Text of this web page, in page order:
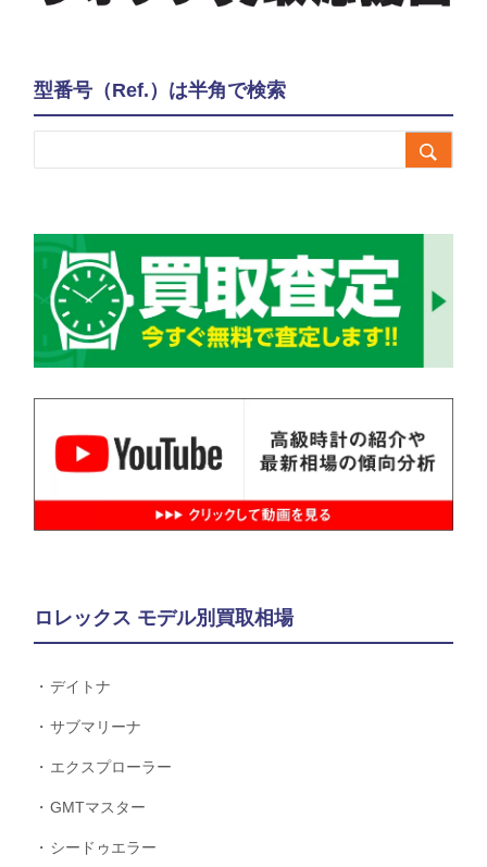
型番号（Ref.）は半角で検索

ロレックス モデル別買取相場
デイトナ
サブマリーナ
エクスプローラー
GMTマスター
シードゥエラー